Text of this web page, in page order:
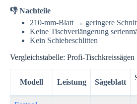
👎 Nachteile
210-mm-Blatt → geringere
Keine Tischverlängerung
Kein Schiebeschlitten
Vergleichstabelle: Profi-Tischkreissägen
Modell Leistung Sägeblatt